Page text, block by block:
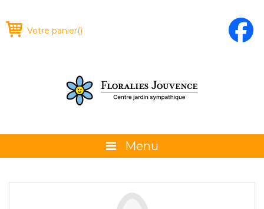
Votre panier()
Menu
La boutique